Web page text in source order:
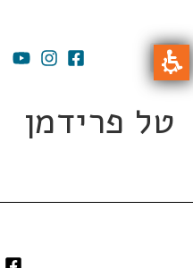
טל פרידמן